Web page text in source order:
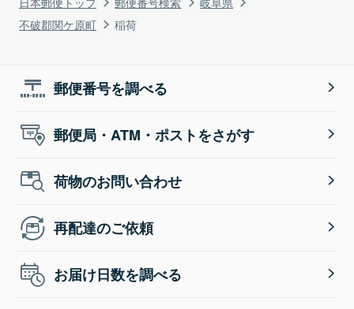
不破郡関ケ原町
稲荷
郵便番号を調べる
郵便局・ATM・ポストをさがす
荷物のお問い合わせ
再配達のご依頼
お届け日数を調べる